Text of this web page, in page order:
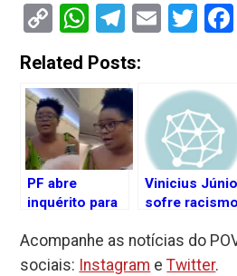
Copy
Link
WhatsApp
Telegram
Email
Related Posts:
PF abre
inquérito para
contra
professora
Vinicius
sofre racismo
expulso em
partida do
Acompanhe as notícias do
sociais: Instagram eTwitter.